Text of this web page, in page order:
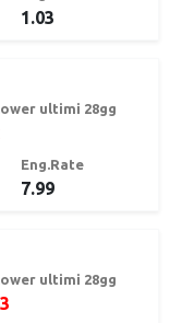
1.03
ultimi 28gg
Eng.Rate
7.99
ultimi 28gg